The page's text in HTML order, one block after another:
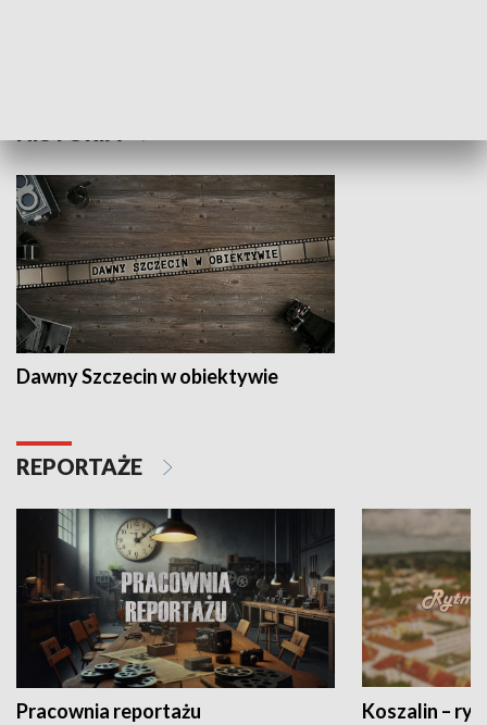
Dawny Szczecin w obiektywie
REPORTAŻE
Pracownia reportażu Koszalin –